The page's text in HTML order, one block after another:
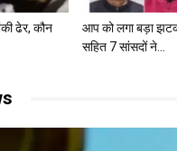
ढेर, कौन
आप को लगा बड़ा
सहित 7 सांसदों ने...